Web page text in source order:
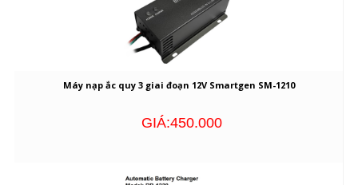
Máy nạp ắc quy 3 giai đoạn 12V Smartgen SM-1210
GIÁ:450.000